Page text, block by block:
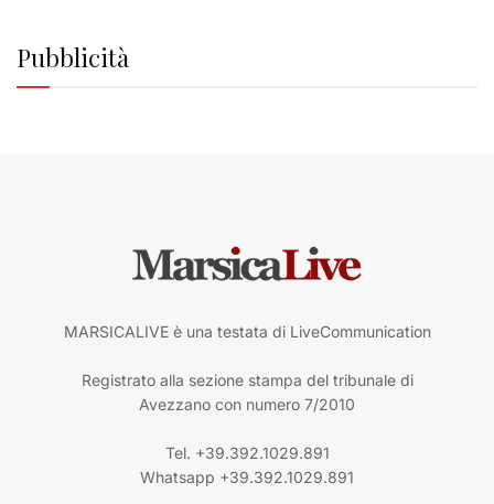
Pubblicità
MARSICALIVE è una testata di LiveCommunication
Registrato alla sezione stampa del tribunale di
Avezzano con numero 7/2010
Tel. +39.392.1029.891
Whatsapp +39.392.1029.891